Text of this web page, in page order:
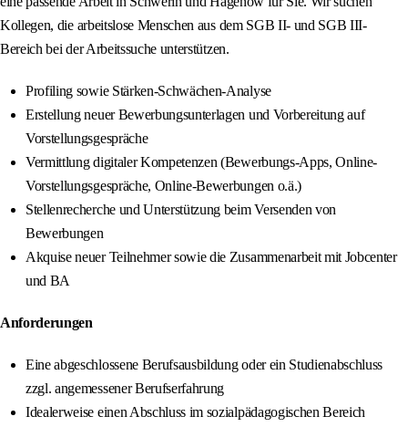
Kollegen, die arbeitslose Menschen aus dem SGB II- und SGB III-
Bereich bei der Arbeitssuche unterstützen.
Profiling sowie Stärken-Schwächen-Analyse
Erstellung neuer Bewerbungsunterlagen und Vorbereitung auf
Vorstellungsgespräche
Vermittlung digitaler Kompetenzen (Bewerbungs-Apps, Online-
Vorstellungsgespräche, Online-Bewerbungen o.ä.)
Stellenrecherche und Unterstützung beim Versenden von
Bewerbungen
Akquise neuer Teilnehmer sowie die Zusammenarbeit mit Jobcenter
und BA
Anforderungen
Eine abgeschlossene Berufsausbildung oder ein Studienabschluss
zzgl. angemessener Berufserfahrung
Idealerweise einen Abschluss im sozialpädagogischen Bereich